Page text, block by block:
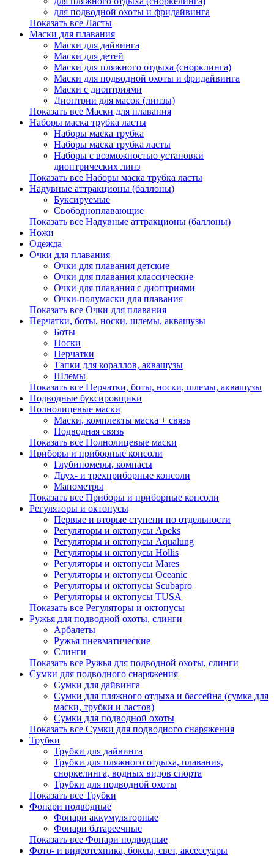
для подводной охоты и фридайвинга
Показать все Ласты
Маски для плавания
Маски для дайвинга
Маски для детей
Маски для пляжного отдыха (снорклинга)
Маски для подводной охоты и фридайвинга
Маски с диоптриями
Диоптрии для масок (линзы)
Показать все Маски для плавания
Наборы маска трубка ласты
Наборы маска трубка
Наборы маска трубка ласты
Наборы с возможностью установки
диоптрических линз
Показать все Наборы маска трубка ласты
Надувные аттракционы (баллоны)
Буксируемые
Свободноплавающие
Показать все Надувные аттракционы (баллоны)
Ножи
Одежда
Очки для плавания
Очки для плавания детские
Очки для плавания классические
Очки для плавания с диоптриями
Очки-полумаски для плавания
Показать все Очки для плавания
Перчатки, боты, носки, шлемы, аквашузы
Боты
Носки
Перчатки
Тапки для кораллов, аквашузы
Шлемы
Показать все Перчатки, боты, носки, шлемы, аквашузы
Подводные буксировщики
Полнолицевые маски
Маски, комплекты маска + связь
Подводная связь
Показать все Полнолицевые маски
Приборы и приборные консоли
Глубиномеры, компасы
Двух- и трехприборные консоли
Манометры
Показать все Приборы и приборные консоли
Регуляторы и октопусы
Первые и вторые ступени по отдельности
Регуляторы и октопусы Apeks
Регуляторы и октопусы Aqualung
Регуляторы и октопусы Hollis
Регуляторы и октопусы Mares
Регуляторы и октопусы Oceanic
Регуляторы и октопусы Scubapro
Регуляторы и октопусы TUSA
Показать все Регуляторы и октопусы
Ружья для подводной охоты, слинги
Арбалеты
Ружья пневматические
Слинги
Показать все Ружья для подводной охоты, слинги
Сумки для подводного снаряжения
Сумки для дайвинга
Сумки для пляжного отдыха и бассейна (сумка для
маски, трубки и ластов)
Сумки для подводной охоты
Показать все Сумки для подводного снаряжения
Трубки
Трубки для дайвинга
Трубки для пляжного отдыха, плавания,
сноркелинга, водных видов спорта
Трубки для подводной охоты
Показать все Трубки
Фонари подводные
Фонари аккумуляторные
Фонари батареечные
Показать все Фонари подводные
Фото- и видеотехника, боксы, свет, аксессуары